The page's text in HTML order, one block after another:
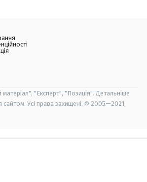
"Експерт", "Позиція". Детальніше
Усі права захищені. © 2005—2021,